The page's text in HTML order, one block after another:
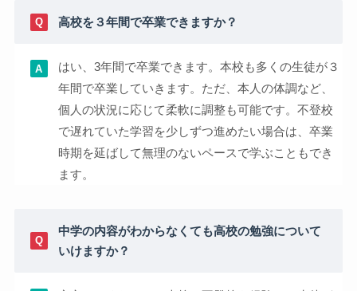
高校を３年間で卒業できますか？
はい、3年間で卒業できます。本校も多くの生徒が３
年間で卒業していきます。ただ、本人の体調など、
個人の状況に応じて柔軟に調整も可能です。不登校
で遅れていた学習を少しずつ進めたい場合は、卒業
時期を延ばして無理のないペースで学ぶこともでき
ます。
中学の内容がわからなくても高校の勉強について
いけますか？